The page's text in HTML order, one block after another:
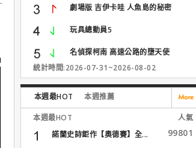
劇場版 吉伊卡哇 人魚島的秘密
玩具總動員5
名偵探柯南 高速公路的墮天使
統計時間:2026-07-31~2026-08-02
本週最HOT 本週推薦
本週最HOT
人氣
諾蘭史詩鉅作【奧德賽】全...
99801